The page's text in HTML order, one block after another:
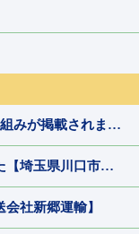
みが掲載されまし
【埼玉県川口市の
社新郷運輸】